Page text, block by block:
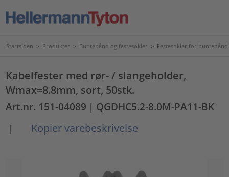
Startsiden > Produkter > Buntebånd og festesokler > Festesokler for buntebånd
Kabelfester med rør- / slangeholder,
Wmax=8.8mm, sort, 50stk.
Art.nr. 151-04089 | QGDHC5.2-8.0M-PA11-BK
|
Kopier varebeskrivelse